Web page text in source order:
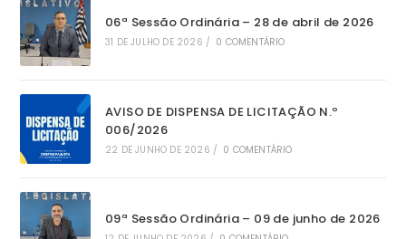
06ª Sessão Ordinária – 28 de abril de 2026
31 DE JULHO DE 2026 / 0 COMENTÁRIO
AVISO DE DISPENSA DE LICITAÇÃO N.º
006/2026
22 DE JUNHO DE 2026 / 0 COMENTÁRIO
09ª Sessão Ordinária – 09 de junho de 2026